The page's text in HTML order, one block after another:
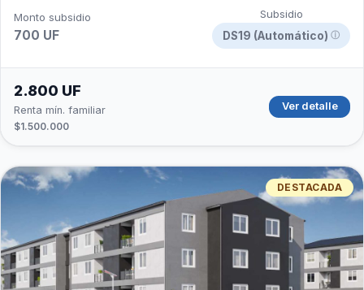
Monto subsidio
700 UF
Subsidio
DS19 (Automático) ⓘ
2.800 UF
Renta mín. familiar
$1.500.000
Ver detalle
DESTACADA